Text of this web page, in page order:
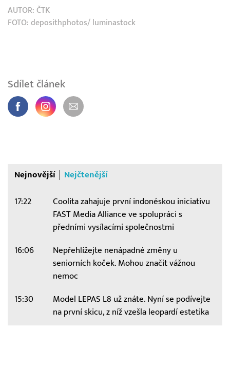
AUTOR: ČTK
FOTO: deposithphotos/ luminastock
Sdílet článek
Nejnovější Nejčtenější
17:22
Coolita zahajuje první indonéskou iniciativu
FAST Media Alliance ve spolupráci s
předními vysílacími společnostmi
16:06
Nepřehlížejte nenápadné změny u
seniorních koček. Mohou značit vážnou
nemoc
15:30
Model LEPAS L8 už znáte. Nyní se podívejte
na první skicu, z níž vzešla leopardí estetika